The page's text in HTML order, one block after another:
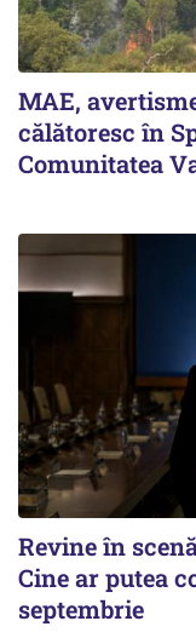
MAE,
călătoresc în
Comunitatea
Revine în
Cine ar putea
septembrie